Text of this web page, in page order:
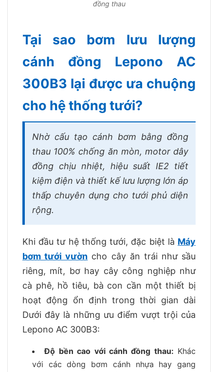
đồng thau
Tại sao bơm lưu lượng
cánh đồng Lepono AC
300B3 lại được ưa chuộng
cho hệ thống tưới?
Nhờ cấu tạo cánh bơm bằng đồng
thau 100% chống ăn mòn, motor dây
đồng chịu nhiệt, hiệu suất IE2 tiết
kiệm điện và thiết kế lưu lượng lớn áp
thấp chuyên dụng cho tưới phủ diện
rộng.
Khi đầu tư hệ thống tưới, đặc biệt là Máy
bơm tưới vườn cho cây ăn trái như sầu
riêng, mít, bơ hay cây công nghiệp như
cà phê, hồ tiêu, bà con cần một thiết bị
hoạt động ổn định trong thời gian dài
Dưới đây là những ưu điểm vượt trội của
Lepono AC 300B3:
Độ bền cao với cánh đồng thau: Khác
với các dòng bơm cánh nhựa hay gang